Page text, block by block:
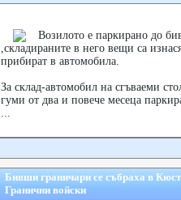
Возилото е паркирано до
,складираните в него вещи са
прибират в автомобила.
За склад-автомобил на сгъваеми
гуми от два и повече месеца
...
Бивши граничари се събраха в
Гранични войски